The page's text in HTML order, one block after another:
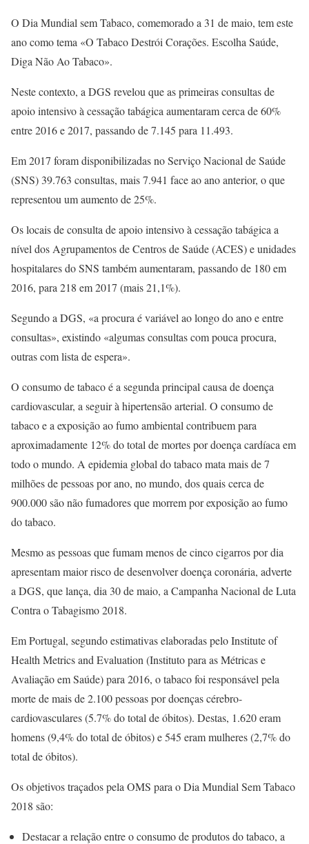
O Dia Mundial sem Tabaco, comemorado a 31 de maio, tem este
ano como tema «O Tabaco Destrói Corações. Escolha Saúde,
Diga Não Ao Tabaco».
Neste contexto, a DGS revelou que as primeiras consultas de
apoio intensivo à cessação tabágica aumentaram cerca de 60%
entre 2016 e 2017, passando de 7.145 para 11.493.
Em 2017 foram disponibilizadas no Serviço Nacional de Saúde
(SNS) 39.763 consultas, mais 7.941 face ao ano anterior, o que
representou um aumento de 25%.
Os locais de consulta de apoio intensivo à cessação tabágica a
nível dos Agrupamentos de Centros de Saúde (ACES) e unidades
hospitalares do SNS também aumentaram, passando de 180 em
2016, para 218 em 2017 (mais 21,1%).
Segundo a DGS, «a procura é variável ao longo do ano e entre
consultas», existindo «algumas consultas com pouca procura,
outras com lista de espera».
O consumo de tabaco é a segunda principal causa de doença
cardiovascular, a seguir à hipertensão arterial. O consumo de
tabaco e a exposição ao fumo ambiental contribuem para
aproximadamente 12% do total de mortes por doença cardíaca em
todo o mundo. A epidemia global do tabaco mata mais de 7
milhões de pessoas por ano, no mundo, dos quais cerca de
900.000 são não fumadores que morrem por exposição ao fumo
do tabaco.
Mesmo as pessoas que fumam menos de cinco cigarros por dia
apresentam maior risco de desenvolver doença coronária, adverte
a DGS, que lança, dia 30 de maio, a Campanha Nacional de Luta
Contra o Tabagismo 2018.
Em Portugal, segundo estimativas elaboradas pelo Institute of
Health Metrics and Evaluation (Instituto para as Métricas e
Avaliação em Saúde) para 2016, o tabaco foi responsável pela
morte de mais de 2.100 pessoas por doenças cérebro-
cardiovasculares (5.7% do total de óbitos). Destas, 1.620 eram
homens (9,4% do total de óbitos) e 545 eram mulheres (2,7% do
total de óbitos).
Os objetivos traçados pela OMS para o Dia Mundial Sem Tabaco
2018 são:
Destacar a relação entre o consumo de produtos do tabaco, a